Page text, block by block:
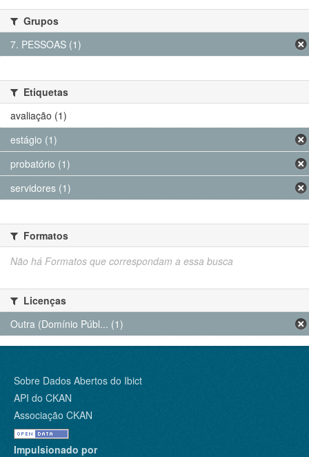
Grupos
7. PESSOAS (1)
Etiquetas
avaliação (1)
estágio (1)
probatório (1)
servidores (1)
Formatos
Não há Formatos que correspondam a essa busca
Licenças
Outra (Domínio Públ... (1)
Sobre Dados Abertos do Ibict
API do CKAN
Associação CKAN
Impulsionado por